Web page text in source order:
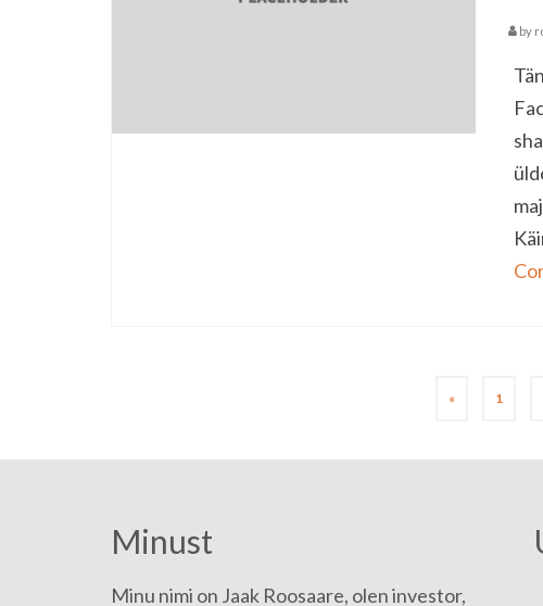
by
pagination
« 1
Minust
Minu nimi on Jaak Roosaare, olen investor,